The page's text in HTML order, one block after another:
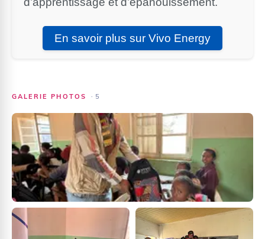
En savoir plus sur Vivo Energy
GALERIE PHOTOS · 5